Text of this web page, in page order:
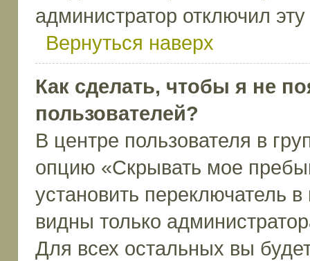
администратор отключил
Вернуться наверх
Как сделать, чтобы я не
пользователей?
В центре пользователя в
опцию «Скрывать мое
установить переключатель
видны только
Для всех остальных вы